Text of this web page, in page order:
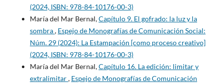
(2024, ISBN: 978-84-10176-00-3)
María del Mar Bernal,Capítulo 9. El gofrado: la luz y la
sombra, Espejo de Monografías de Comunicación Social:
Núm. 29 (2024): La Estampación [como proceso creativo]
(2024, ISBN: 978-84-10176-00-3)
María del Mar Bernal,Capítulo 16. La edición: limitar y
extralimitar, Espejo de Monografías de Comunicación